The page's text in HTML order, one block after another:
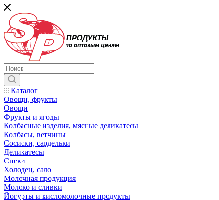
Каталог
Овощи, фрукты
Овощи
Фрукты и ягоды
Колбасные изделия, мясные деликатесы
Колбасы, ветчины
Сосиски, сардельки
Деликатесы
Снеки
Холодец, сало
Молочная продукция
Молоко и сливки
Йогурты и кисломолочные продукты